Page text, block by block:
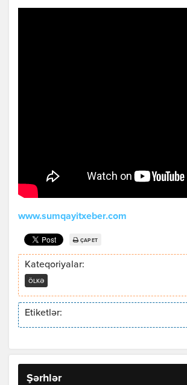
www.sumqayitxeber.com
ÇAP ET
Kateqoriyalar:
ÖLKƏ
Etiketlər:
Şərhlər